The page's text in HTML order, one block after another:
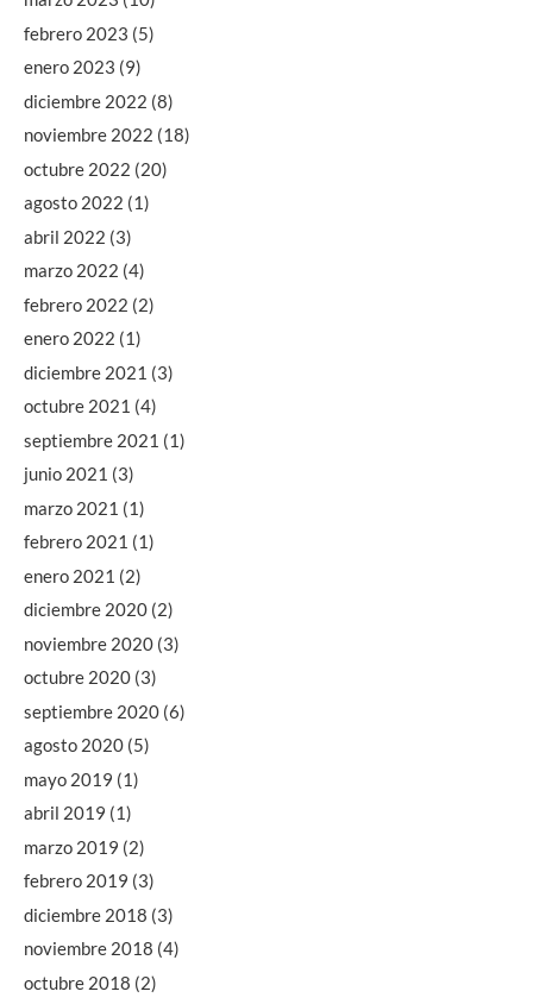
febrero 2023 (5)
enero 2023 (9)
diciembre 2022 (8)
noviembre 2022 (18)
octubre 2022 (20)
agosto 2022 (1)
abril 2022 (3)
marzo 2022 (4)
febrero 2022 (2)
enero 2022 (1)
diciembre 2021 (3)
octubre 2021 (4)
septiembre 2021 (1)
junio 2021 (3)
marzo 2021 (1)
febrero 2021 (1)
enero 2021 (2)
diciembre 2020 (2)
noviembre 2020 (3)
octubre 2020 (3)
septiembre 2020 (6)
agosto 2020 (5)
mayo 2019 (1)
abril 2019 (1)
marzo 2019 (2)
febrero 2019 (3)
diciembre 2018 (3)
noviembre 2018 (4)
octubre 2018 (2)